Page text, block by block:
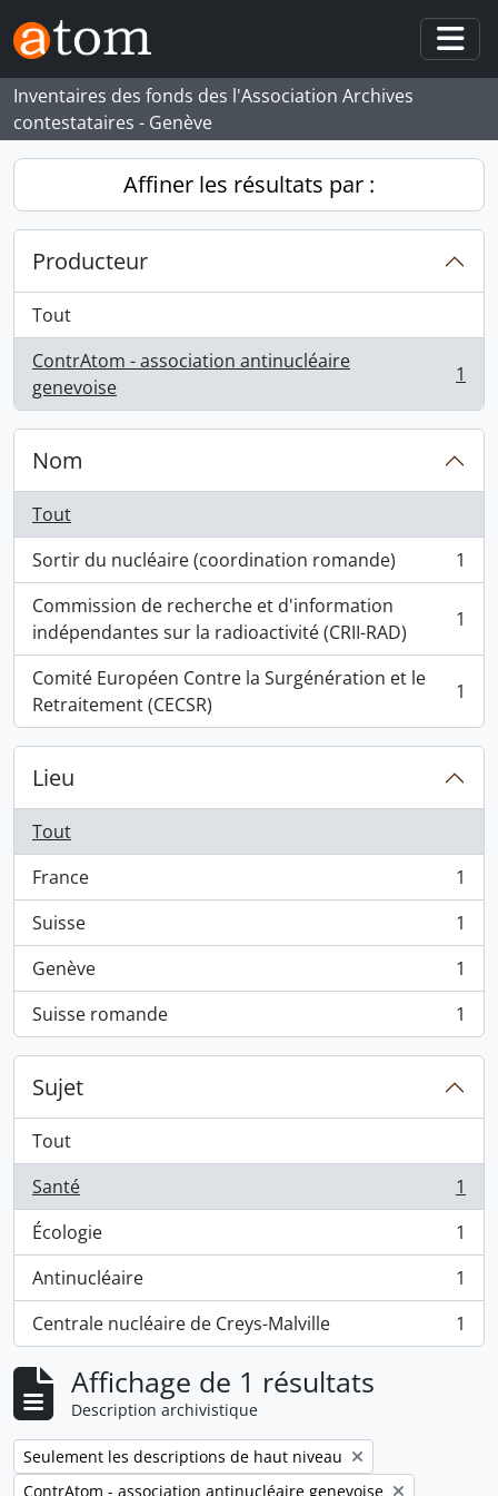
Skip to main content
Inventaires des fonds des l'Association Archives
contestataires - Genève
Affiner les résultats par :
Producteur
Tout
ContrAtom - association antinucléaire
genevoise
, 1 résultats 1
Nom
Tout
Sortir du nucléaire (coordination romande)
, 1 résultats
1
Commission de recherche et d'information
indépendantes sur la radioactivité (CRII-RAD)
, 1 résultats 1
Comité Européen Contre la Surgénération et le
Retraitement (CECSR)
, 1 résultats 1
Lieu
Tout
France
, 1 résultats
1
Suisse
, 1 résultats
1
Genève
, 1 résultats
1
Suisse romande
, 1 résultats 1
Sujet
Tout
Santé
, 1 résultats
1
Écologie
, 1 résultats
1
Antinucléaire
, 1 résultats
1
Centrale nucléaire de Creys-Malville
, 1 résultats 1
Affichage de 1 résultats
Description archivistique
Remove filter:
Seulement les descriptions de haut niveau
Remove filter:
ContrAtom - association antinucléaire genevoise